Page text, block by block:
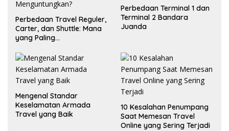
Perbedaan Travel Reguler,
Carter, dan Shuttle: Mana
yang Paling
Perbedaan Terminal 1 dan
Terminal 2 Bandara
Juanda
Mengenal Standar
Keselamatan Armada
Travel yang Baik
10 Kesalahan Penumpang
Saat Memesan Travel
Online yang Sering Terjadi